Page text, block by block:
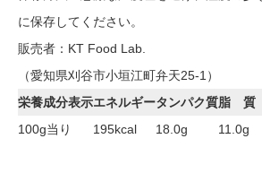
に保存してください。
販売者：KT Food Lab.
（愛知県刈谷市小垣江町弁天25-1）
栄養成分表示エネルギータンパク質脂 質
100g当り
195kcal 18.0g 11.0g